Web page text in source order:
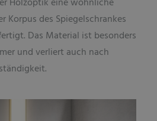
Korpus des Spiegelschrankes
Das Material ist besonders
und verliert auch nach